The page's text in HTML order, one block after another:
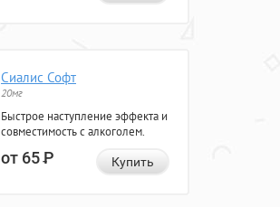
Сиалис Софт
20мг
Быстрое наступление эффекта и
совместимость с алкоголем.
от 65Р Купить